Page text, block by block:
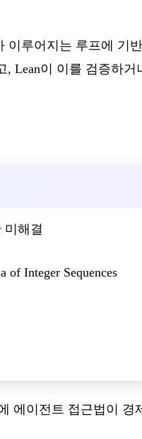
이루어지는 루프에 기
Lean이 이를 검증하거
미해결
of Integer Sequences
에이전트 접근법이 경